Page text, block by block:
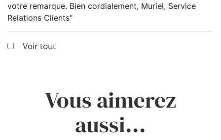
votre remarque. Bien cordialement, Muriel, Service
Relations Clients"
Voir tout
Vous aimerez
aussi...